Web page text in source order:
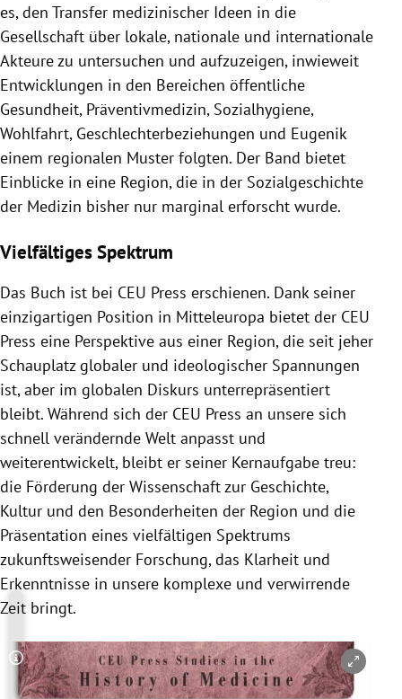
es, den Transfer medizinischer Ideen in die
Gesellschaft über lokale, nationale und internationale
Akteure zu untersuchen und aufzuzeigen, inwieweit
Entwicklungen in den Bereichen öffentliche
Gesundheit, Präventivmedizin, Sozialhygiene,
Wohlfahrt, Geschlechterbeziehungen und Eugenik
einem regionalen Muster folgten. Der Band bietet
Einblicke in eine Region, die in der Sozialgeschichte
der Medizin bisher nur marginal erforscht wurde.
Vielfältiges Spektrum
Das Buch ist bei CEU Press erschienen. Dank seiner
einzigartigen Position in Mitteleuropa bietet der CEU
Press eine Perspektive aus einer Region, die seit jeher
Schauplatz globaler und ideologischer Spannungen
ist, aber im globalen Diskurs unterrepräsentiert
bleibt. Während sich der CEU Press an unsere sich
schnell verändernde Welt anpasst und
weiterentwickelt, bleibt er seiner Kernaufgabe treu:
die Förderung der Wissenschaft zur Geschichte,
Kultur und den Besonderheiten der Region und die
Präsentation eines vielfältigen Spektrums
zukunftsweisender Forschung, das Klarheit und
Erkenntnisse in unsere komplexe und verwirrende
Zeit bringt.
Copyright-Hinweis öffnen/schließen